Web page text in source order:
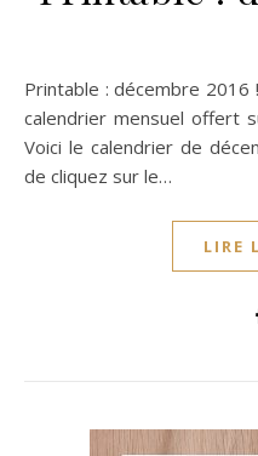
Printable : décembre 2016 !! Comme tous les mois, voici le
calendrier mensuel offert
Voici le calendrier de
de cliquez sur le…
LIRE